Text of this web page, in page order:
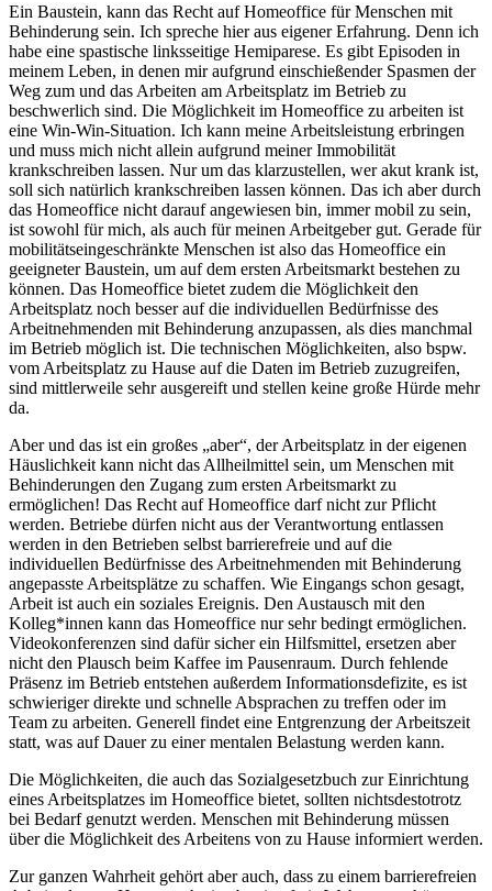
Ein Baustein, kann das Recht auf Homeoffice für Menschen mit
Behinderung sein. Ich spreche hier aus eigener Erfahrung. Denn ich
habe eine spastische linksseitige Hemiparese. Es gibt Episoden in
meinem Leben, in denen mir aufgrund einschießender Spasmen der
Weg zum und das Arbeiten am Arbeitsplatz im Betrieb zu
beschwerlich sind. Die Möglichkeit im Homeoffice zu arbeiten ist
eine Win-Win-Situation. Ich kann meine Arbeitsleistung erbringen
und muss mich nicht allein aufgrund meiner Immobilität
krankschreiben lassen. Nur um das klarzustellen, wer akut krank ist,
soll sich natürlich krankschreiben lassen können. Das ich aber durch
das Homeoffice nicht darauf angewiesen bin, immer mobil zu sein,
ist sowohl für mich, als auch für meinen Arbeitgeber gut. Gerade für
mobilitätseingeschränkte Menschen ist also das Homeoffice ein
geeigneter Baustein, um auf dem ersten Arbeitsmarkt bestehen zu
können. Das Homeoffice bietet zudem die Möglichkeit den
Arbeitsplatz noch besser auf die individuellen Bedürfnisse des
Arbeitnehmenden mit Behinderung anzupassen, als dies manchmal
im Betrieb möglich ist. Die technischen Möglichkeiten, also bspw.
vom Arbeitsplatz zu Hause auf die Daten im Betrieb zuzugreifen,
sind mittlerweile sehr ausgereift und stellen keine große Hürde mehr
da.
Aber und das ist ein großes „aber“, der Arbeitsplatz in der eigenen
Häuslichkeit kann nicht das Allheilmittel sein, um Menschen mit
Behinderungen den Zugang zum ersten Arbeitsmarkt zu
ermöglichen! Das Recht auf Homeoffice darf nicht zur Pflicht
werden. Betriebe dürfen nicht aus der Verantwortung entlassen
werden in den Betrieben selbst barrierefreie und auf die
individuellen Bedürfnisse des Arbeitnehmenden mit Behinderung
angepasste Arbeitsplätze zu schaffen. Wie Eingangs schon gesagt,
Arbeit ist auch ein soziales Ereignis. Den Austausch mit den
Kolleg*innen kann das Homeoffice nur sehr bedingt ermöglichen.
Videokonferenzen sind dafür sicher ein Hilfsmittel, ersetzen aber
nicht den Plausch beim Kaffee im Pausenraum. Durch fehlende
Präsenz im Betrieb entstehen außerdem Informationsdefizite, es ist
schwieriger direkte und schnelle Absprachen zu treffen oder im
Team zu arbeiten. Generell findet eine Entgrenzung der Arbeitszeit
statt, was auf Dauer zu einer mentalen Belastung werden kann.
Die Möglichkeiten, die auch das Sozialgesetzbuch zur Einrichtung
eines Arbeitsplatzes im Homeoffice bietet, sollten nichtsdestotrotz
bei Bedarf genutzt werden. Menschen mit Behinderung müssen
über die Möglichkeit des Arbeitens von zu Hause informiert werden.
Zur ganzen Wahrheit gehört aber auch, dass zu einem barrierefreien